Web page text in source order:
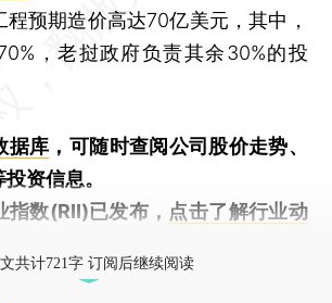
程预期造价高达70亿美元，其中，
，老挝政府负责其余30%的投
据库 ，可随时查阅公司股价走势、
资信息。
数(RII)已发布， 点击了解行业动
共计721字 订阅后继续阅读